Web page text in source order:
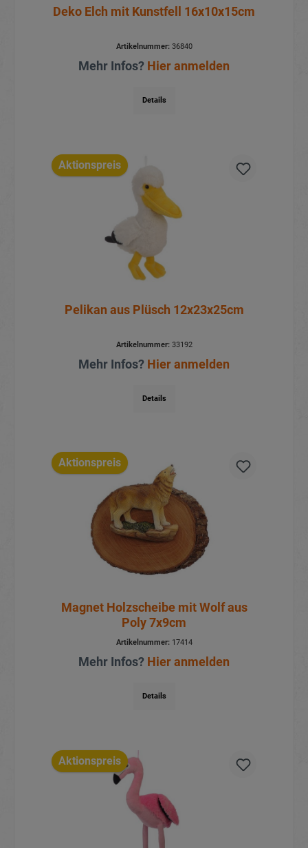
Deko Elch mit Kunstfell 16x10x15cm
Artikelnummer:36840
Mehr Infos? Hier anmelden
Details
Aktionspreis
Pelikan aus Plüsch 12x23x25cm
Artikelnummer:33192
Mehr Infos? Hier anmelden
Details
Aktionspreis
Magnet Holzscheibe mit Wolf aus
Poly 7x9cm
Artikelnummer:17414
Mehr Infos? Hier anmelden
Details
Aktionspreis